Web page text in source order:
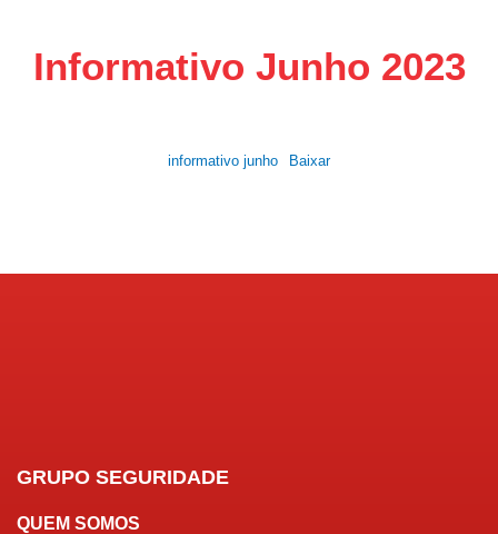
Informativo Junho 2023
informativo junho Baixar
GRUPO SEGURIDADE
QUEM SOMOS